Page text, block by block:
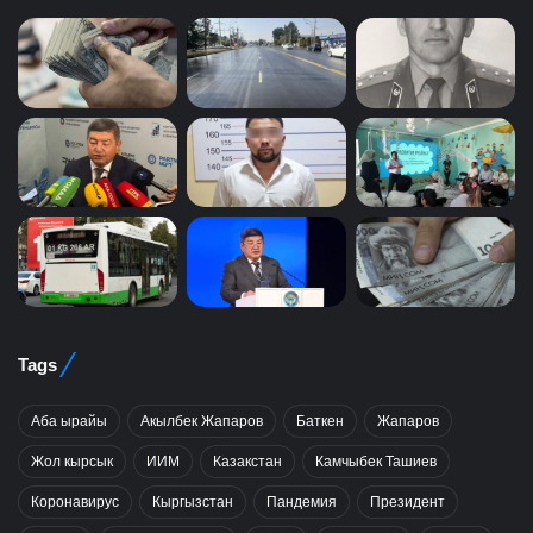
Tags
Аба ырайы Акылбек Жапаров Баткен Жапаров
Жол кырсык ИИМ Казакстан Камчыбек Ташиев
Коронавирус Кыргызстан Пандемия Президент